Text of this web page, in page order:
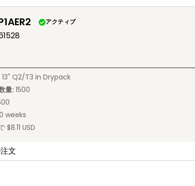
アクティブ
13" Q2/T3 in Drypack
量: 1500
weeks
$8.11 USD
文